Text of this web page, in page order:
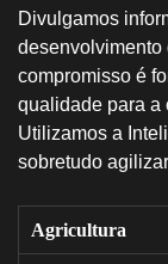
Divulgamos
compromisso é
qualidade para a
Utilizamos a
sobretudo
Agricultura